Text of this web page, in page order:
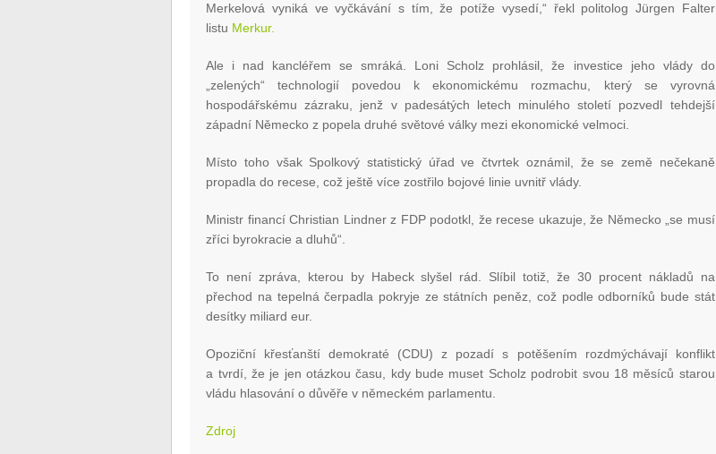
Merkelová vyniká ve vyčkávání s tím, že potíže vysedí,“ řekl politolog Jürgen Falter
listu Merkur.
Ale i nad kancléřem se smráká. Loni Scholz prohlásil, že investice jeho vlády do
„zelených“ technologií povedou k ekonomickému rozmachu, který se vyrovná
hospodářskému zázraku, jenž v padesátých letech minulého století pozvedl tehdejší
západní Německo z popela druhé světové války mezi ekonomické velmoci.
Místo toho však Spolkový statistický úřad ve čtvrtek oznámil, že se země nečekaně
propadla do recese, což ještě více zostřilo bojové linie uvnitř vlády.
Ministr financí Christian Lindner z FDP podotkl, že recese ukazuje, že Německo „se musí
zříci byrokracie a dluhů“.
To není zpráva, kterou by Habeck slyšel rád. Slíbil totiž, že 30 procent nákladů na
přechod na tepelná čerpadla pokryje ze státních peněz, což podle odborníků bude stát
desítky miliard eur.
Opoziční křesťanští demokraté (CDU) z pozadí s potěšením rozdmýchávají konflikt
a tvrdí, že je jen otázkou času, kdy bude muset Scholz podrobit svou 18 měsíců starou
vládu hlasování o důvěře v německém parlamentu.
Zdroj